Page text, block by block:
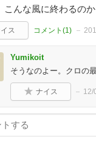
こんな風に終わるの
ス コメント(1)
Yumikoit
そうなのよー。クロの
ナイス 12/